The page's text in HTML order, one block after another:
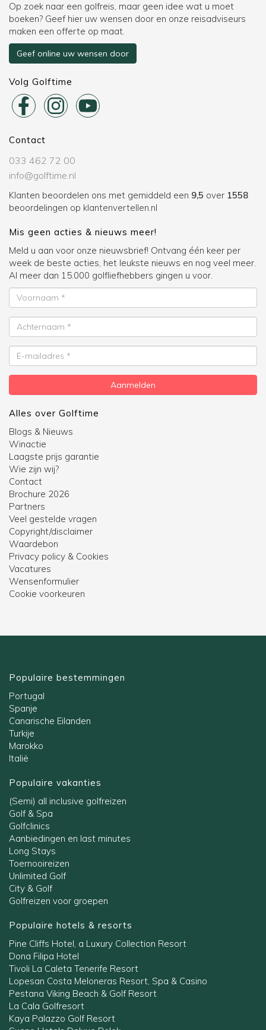
Op zoek naar een golfreis, maar geen idee wat u moet
boeken? Geef hier uw wensen door en onze reisadviseurs
maken een offerte op maat.
Geef online uw wensen door
Volg Golftime
Contact
033 462 72 00
info@golftime.nl
Klanten beoordelen ons met gemiddeld een 9,5 over 1558
beoordelingen op klantenvertellen.nl
Mis geen acties & nieuws meer!
Meld u aan voor onze nieuwsbrief! Ontvang één keer per
week de beste acties, het leukste nieuws en nog veel meer.
Al meer dan 15.000 golfliefhebbers gingen u voor.
Voornaam
Achternaam
E-
mailadres
Aanmelden
Alles over Golftime
Blogs & Nieuws
Winactie
Laagste prijs garantie
Wie zijn wij?
Contact
Brochure 2026
Partners
Veel gestelde vragen
Copyright/disclaimer
Waardebon
Privacy policy & Cookies
Vacatures
Wensenformulier
Cookie voorkeuren
Populaire bestemmingen
Portugal
Spanje
Canarische Eilanden
Turkije
Marokko
Italië
Populaire vakanties
(Semi) all inclusive golfreizen
Golf & Spa
Golfclinics
Aanbiedingen en last minutes
Long Stays
Toernooireizen
Unlimited Golf
City & Golf
Golfreizen voor groepen
Populaire hotels & resorts
Pine Cliffs Hotel, a Luxury Collection Resort
Dona Filipa Hotel
Tivoli La Caleta Tenerife Resort
Lopesan Costa Meloneras Resort, Spa & Casino
Pestana Viking Beach & Golf Resort
La Cala Golfresort
Kaya Palazzo Golf Resort